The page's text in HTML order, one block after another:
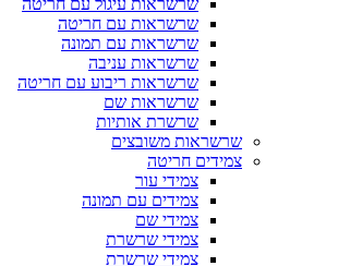
שרשראות עם חריטה
שרשראות עם תמונה
שרשראות עניבה
שרשראות ריבוע עם חריטה
שרשראות שם
שרשרת אותיות
שרשראות משובצים
צמידים חריטה
צמידי עור
צמידים עם תמונה
צמידי שם
צמידי שרשרת
צמידי שרשרת